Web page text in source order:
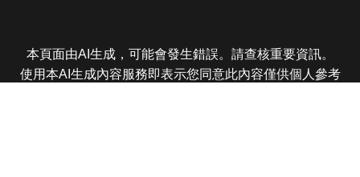
本頁面由AI生成，可能會發生錯誤。請查核重要資訊。
使用本AI生成內容服務即表示您同意此內容僅供個人參考